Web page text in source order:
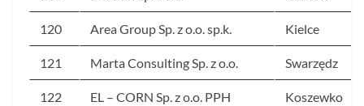
120 Area Group Sp. z o.o. sp.k. Kielce
121 Marta Consulting Sp. z o.o. Swarzędz
122 EL – CORN Sp. z o.o. PPH Koszewko